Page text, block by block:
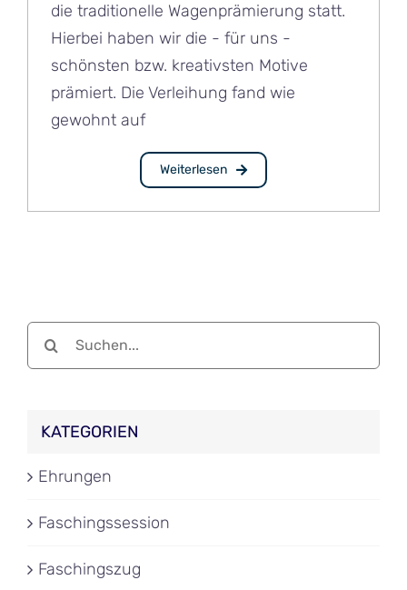
die traditionelle Wagenprämierung statt.
Hierbei haben wir die - für uns -
schönsten bzw. kreativsten Motive
prämiert. Die Verleihung fand wie
gewohnt auf
Weiterlesen
Suche
nach:
KATEGORIEN
Ehrungen
Faschingssession
Faschingszug